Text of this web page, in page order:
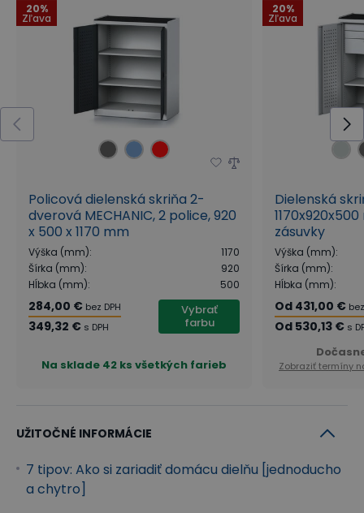
20%
Zľava
Policová dielenská skriňa 2-
dverová MECHANIC, 2 police, 920
x 500 x 1170 mm
Výška (mm):
1170
Šírka (mm):
920
Hĺbka (mm): 500
284,00 € bez DPH
349,32 € s DPH
Vybrať
farbu
Na sklade 42 ks všetkých farieb
20%
Zľava
Dielenská
zásuvky
Výška (mm):
Šírka (mm):
Hĺbka (mm):
Od 431,00 €
Od 530,13 € s
Zobraziť termíny
UŽITOČNÉ INFORMÁCIE
7 tipov: Ako si zariadiť domácu dielňu [jednoducho
a chytro]